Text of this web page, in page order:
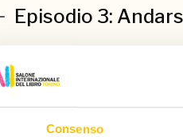
Consenso
Episodio 3:
King non è uno